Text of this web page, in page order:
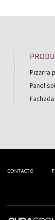
Pizarra
Panel
CONTACTO